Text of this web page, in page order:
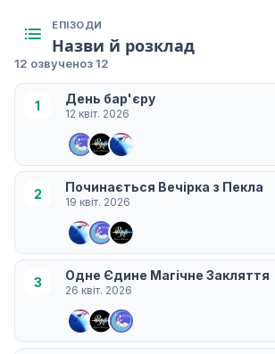
ЕПІЗОДИ
Назви й розклад
12 озвученоз 12
1 День бар'єру
12 квіт. 2026
2 Починається Вечірка з Пекла
19 квіт. 2026
3 Одне Єдине Магічне Закляття
26 квіт. 2026